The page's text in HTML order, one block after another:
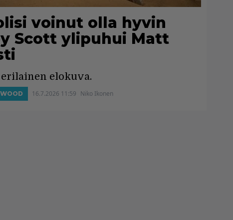
voinut olla hyvin
Scott ylipuhui Matt
elokuva.
16.7.2026 11:59 Niko Ikonen